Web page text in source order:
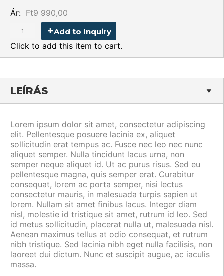
Ár: Ft9 990,00
Add to Inquiry
Click to add this item to cart.
LEÍRÁS
Lorem ipsum dolor sit amet, consectetur adipiscing
elit. Pellentesque posuere lacinia ex, aliquet
sollicitudin erat tempus ac. Fusce nec leo nec nunc
aliquet semper. Nulla tincidunt lacus urna, non
semper neque aliquet id. Ut ac purus risus. Sed eu
pellentesque magna, quis semper erat. Curabitur
consequat, lorem ac porta semper, nisi lectus
consectetur mauris, in malesuada turpis sapien ut
lorem. Nullam sit amet finibus lacus. Integer diam
nisl, molestie id tristique sit amet, rutrum id leo. Sed
id metus sollicitudin, placerat nulla ut, malesuada nisl.
Aenean maximus tellus at odio consequat, et rutrum
nibh tristique. Sed lacinia nibh eget nulla facilisis, non
laoreet dui dictum. Nunc et suscipit augue, ac iaculis
massa.